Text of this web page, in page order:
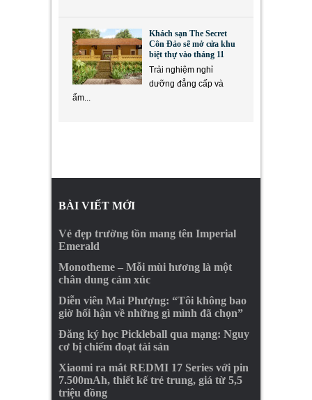
Khách sạn The Secret
Côn Đảo sẽ mở cửa khu
biệt thự vào tháng 11
Trải nghiệm nghỉ
dưỡng đẳng cấp và
ẩm...
BÀI VIẾT MỚI
Vẻ đẹp trường tồn mang tên Imperial
Emerald
Monotheme – Mỗi mùi hương là một
chân dung cảm xúc
Diễn viên Mai Phượng: “Tôi không bao
giờ hối hận về những gì mình đã chọn”
Đăng ký học Pickleball qua mạng: Nguy
cơ bị chiếm đoạt tài sản
Xiaomi ra mắt REDMI 17 Series với pin
7.500mAh, thiết kế trẻ trung, giá từ 5,5
triệu đồng